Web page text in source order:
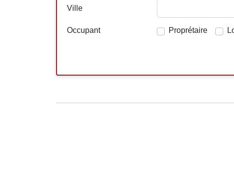
Ville
Occupant Proprétaire